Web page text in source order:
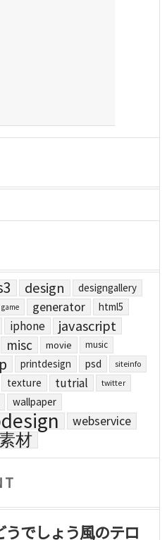
design designgallery
game generator html5
iphone javascript
misc movie music
printdesign psd siteinfo
texture tutrial twitter
wallpaper
webservice
素材
うでしょう風のテロ